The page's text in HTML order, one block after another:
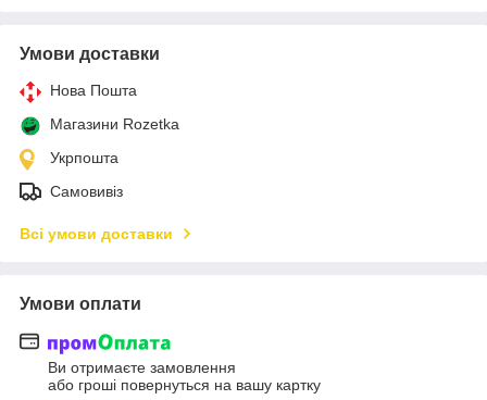
Умови доставки
Нова Пошта
Магазини Rozetka
Укрпошта
Самовивіз
Всі умови доставки
Умови оплати
Ви отримаєте замовлення
або гроші повернуться на вашу картку